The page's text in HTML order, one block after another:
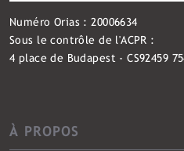
Numéro Orias : 20006634
Sous le contrôle de l'ACPR :
4 place de Budapest - CS92459
À PROPOS